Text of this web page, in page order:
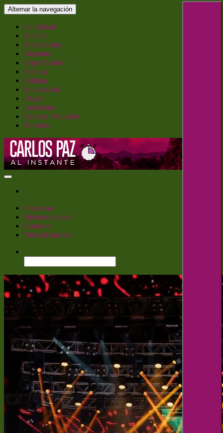
Saltar
al
contenido
Alternar la navegación
La ciudad
Punilla
Provinciales
Deportes
Espectáculos
Política
Cultura
Solidaridad
Viajes
Ambiente
Centros Vecinales
Turismo
Empresas
Quienes somos
Contacto
Nota destacada